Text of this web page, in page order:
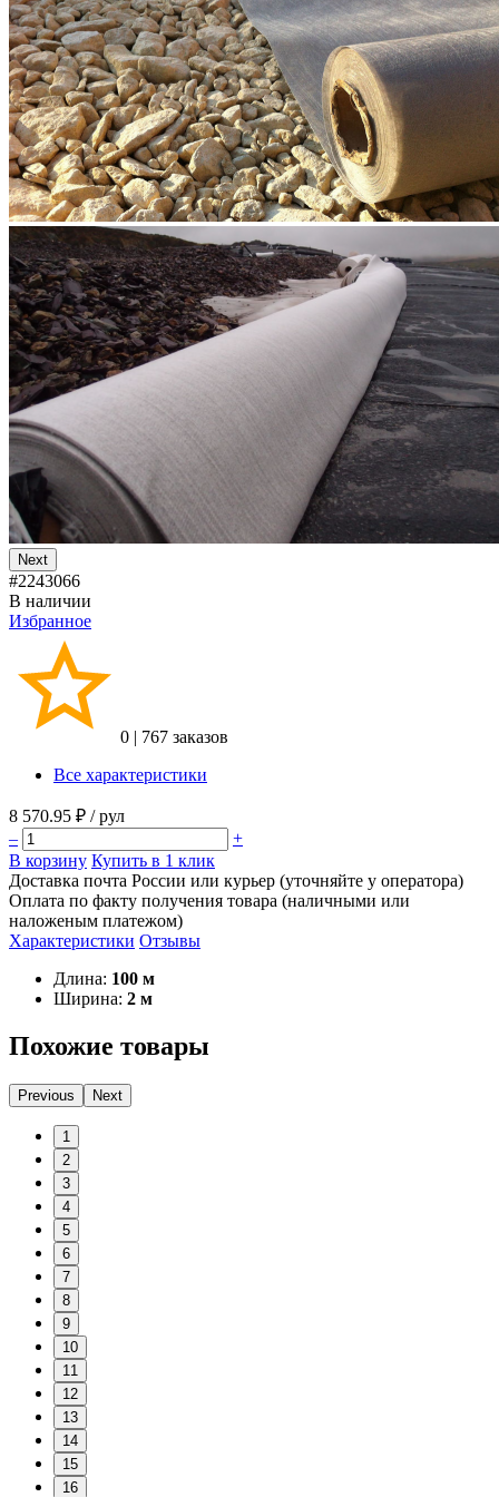
Next
#2243066
В наличии
Избранное
0 | 767 заказов
Все характеристики
8 570.95 ₽ / рул
–
+
В корзину Купить в 1 клик
Доставка почта России или курьер (уточняйте у оператора)
Оплата по факту получения товара (наличными или
наложеным платежом)
Характеристики Отзывы
Длина: 100 м
Ширина: 2 м
Похожие товары
Previous Next
1
2
3
4
5
6
7
8
9
10
11
12
13
14
15
16